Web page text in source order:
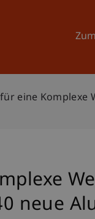
eine Komplexe
neue